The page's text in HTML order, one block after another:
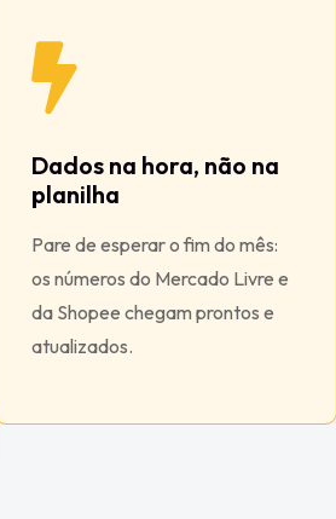
Dados na hora, não na
planilha
Pare de esperar o fim do mês:
os números do Mercado Livre e
da Shopee chegam prontos e
atualizados.